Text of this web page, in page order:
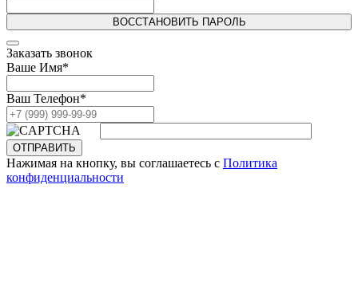
ВОССТАНОВИТЬ ПАРОЛЬ
Заказать звонок
Ваше Имя*
Ваш Телефон*
ОТПРАВИТЬ
Нажимая на кнопку, вы соглашаетесь с Политика
конфиденциальности